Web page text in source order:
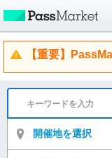
【重要】
開催地を選択